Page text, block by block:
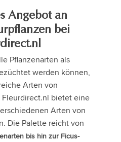
Angebot an
bei
Pflanzenarten als
werden können,
Arten von
bietet eine
Arten von
Die Palette reicht von
bis hin zur Ficus-